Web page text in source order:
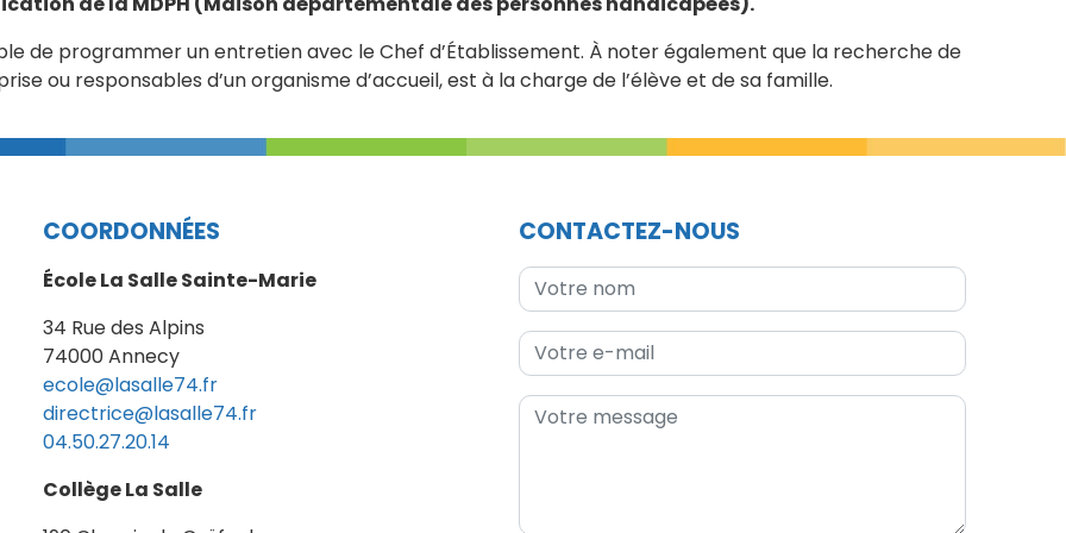
de programmer un entretien avec le Chef d’Établissement. À noter également que la recherche de
ou responsables d’un organisme d’accueil, est à la charge de l’élève et de sa famille.
COORDONNÉES
École La Salle Sainte-Marie
34 Rue des Alpins
74000 Annecy
ecole@lasalle74.fr
directrice@lasalle74.fr
04.50.27.20.14
Collège La Salle
CONTACTEZ-NOUS